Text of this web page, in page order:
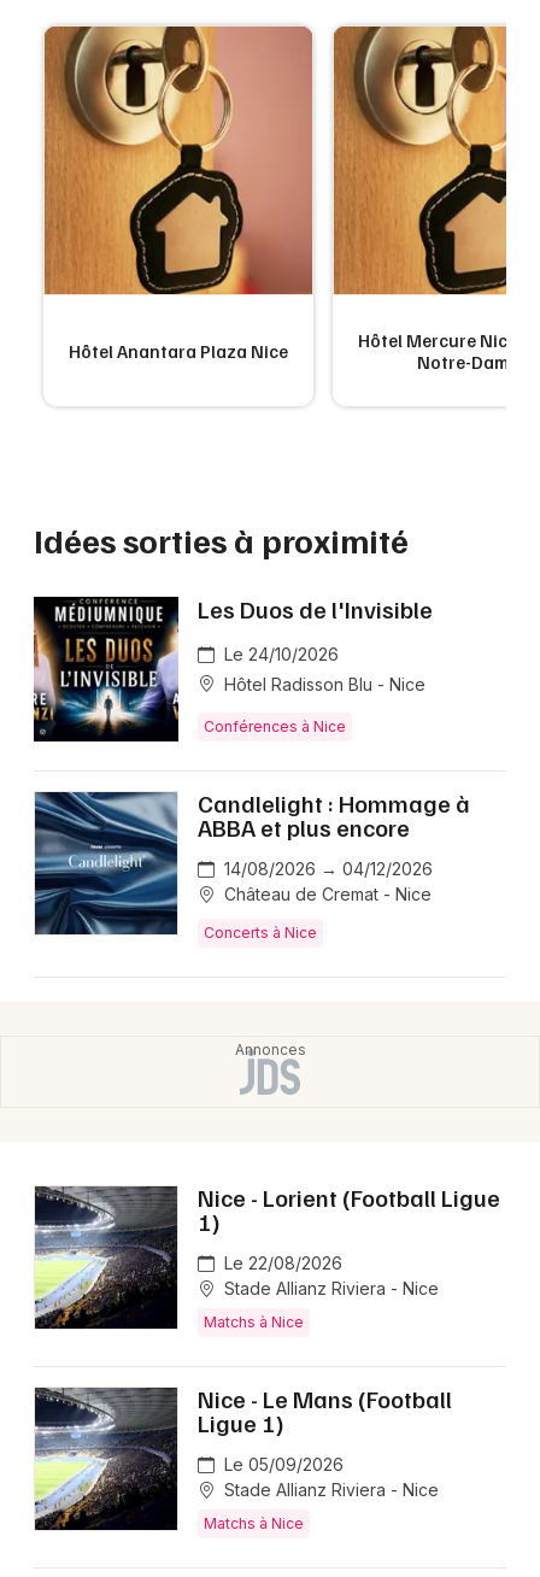
Hôtel Anantara Plaza Nice
Hôtel Mercure Nice
Notre-Dame
Idées sorties à proximité
Les Duos de l'Invisible
Le 24/10/2026
Hôtel Radisson Blu - Nice
Conférences à Nice
Candlelight : Hommage à
ABBA et plus encore
14/08/2026 → 04/12/2026
Château de Cremat - Nice
Concerts à Nice
Nice - Lorient (Football Ligue
1)
Le 22/08/2026
Stade Allianz Riviera - Nice
Matchs à Nice
Nice - Le Mans (Football
Ligue 1)
Le 05/09/2026
Stade Allianz Riviera - Nice
Matchs à Nice